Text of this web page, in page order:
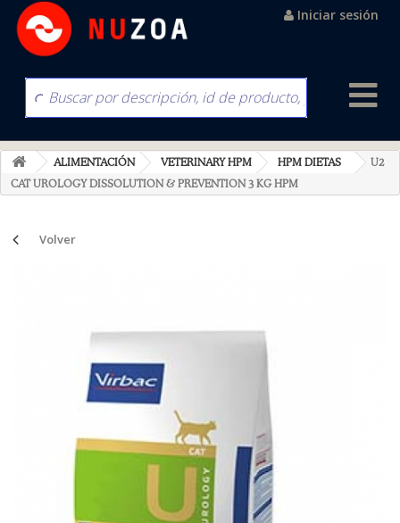
Iniciar sesión
ALIMENTACIÓN VETERINARY HPM HPM DIETAS
U2
CAT UROLOGY DISSOLUTION & PREVENTION 3 KG HPM
Volver